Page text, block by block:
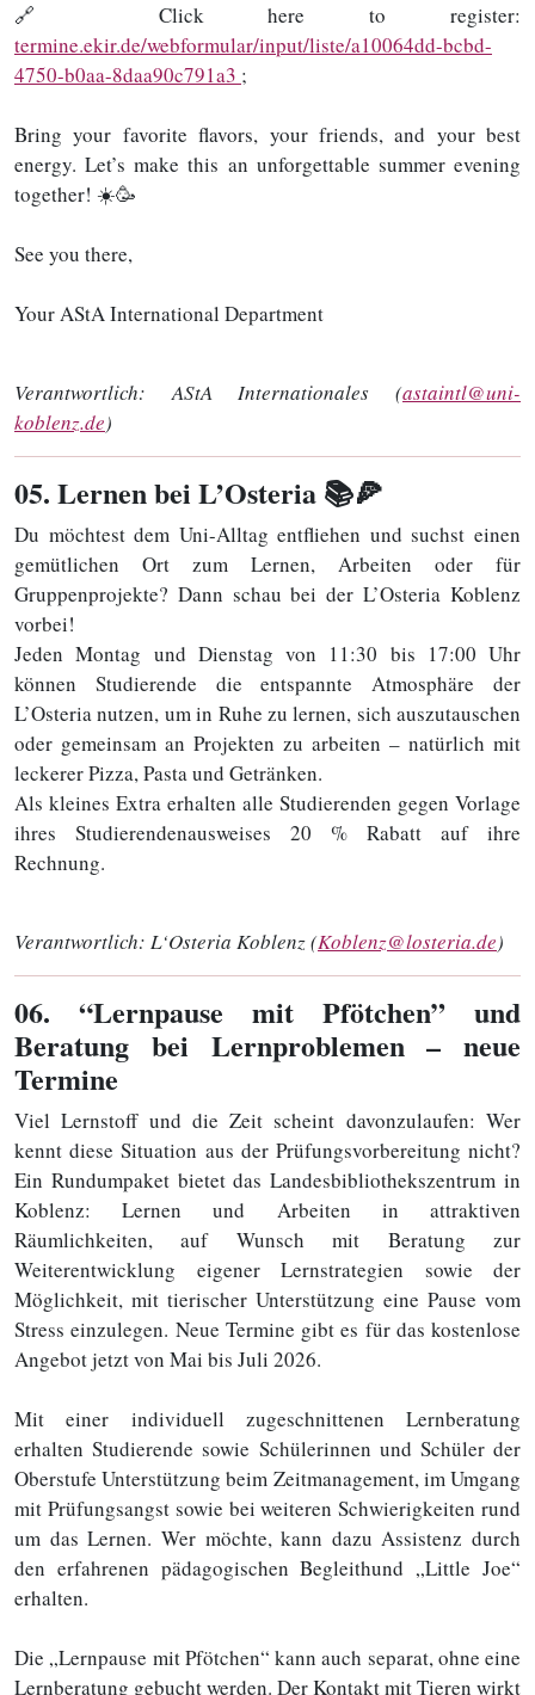
🔗 Click here to register:
termine.ekir.de/webformular/input/liste/a10064dd-bcbd-
4750-b0aa-8daa90c791a3 ;
Bring your favorite flavors, your friends, and your best
energy. Let’s make this an unforgettable summer evening
together! ☀️🥳
See you there,
Your AStA International Department
Verantwortlich: AStA Internationales (astaintl@uni-
koblenz.de)
05. Lernen bei L’Osteria 📚🍕
Du möchtest dem Uni-Alltag entfliehen und suchst einen
gemütlichen Ort zum Lernen, Arbeiten oder für
Gruppenprojekte? Dann schau bei der L’Osteria Koblenz
vorbei!
Jeden Montag und Dienstag von 11:30 bis 17:00 Uhr
können Studierende die entspannte Atmosphäre der
L’Osteria nutzen, um in Ruhe zu lernen, sich auszutauschen
oder gemeinsam an Projekten zu arbeiten – natürlich mit
leckerer Pizza, Pasta und Getränken.
Als kleines Extra erhalten alle Studierenden gegen Vorlage
ihres Studierendenausweises 20 % Rabatt auf ihre
Rechnung.
Verantwortlich: L‘Osteria Koblenz (Koblenz@losteria.de)
06. “Lernpause mit Pfötchen” und
Beratung bei Lernproblemen – neue
Termine
Viel Lernstoff und die Zeit scheint davonzulaufen: Wer
kennt diese Situation aus der Prüfungsvorbereitung nicht?
Ein Rundumpaket bietet das Landesbibliothekszentrum in
Koblenz: Lernen und Arbeiten in attraktiven
Räumlichkeiten, auf Wunsch mit Beratung zur
Weiterentwicklung eigener Lernstrategien sowie der
Möglichkeit, mit tierischer Unterstützung eine Pause vom
Stress einzulegen. Neue Termine gibt es für das kostenlose
Angebot jetzt von Mai bis Juli 2026.
Mit einer individuell zugeschnittenen Lernberatung
erhalten Studierende sowie Schülerinnen und Schüler der
Oberstufe Unterstützung beim Zeitmanagement, im Umgang
mit Prüfungsangst sowie bei weiteren Schwierigkeiten rund
um das Lernen. Wer möchte, kann dazu Assistenz durch
den erfahrenen pädagogischen Begleithund „Little Joe“
erhalten.
Die „Lernpause mit Pfötchen“ kann auch separat, ohne eine
Lernberatung gebucht werden. Der Kontakt mit Tieren wirkt